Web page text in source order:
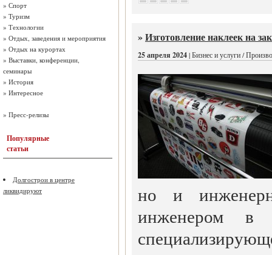
» Спорт
» Туризм
» Технологии
» Отдых, заведения и мероприятия
» Отдых на курортах
» Выставки, конференции,
семинары
» История
» Интересное
» Пресс-релизы
Популярные
статьи
Долгострои в центре
ликвидируют
»Изготовление наклеек на
25 апреля 2024| Бизнес и услуги /
но и
инженером в